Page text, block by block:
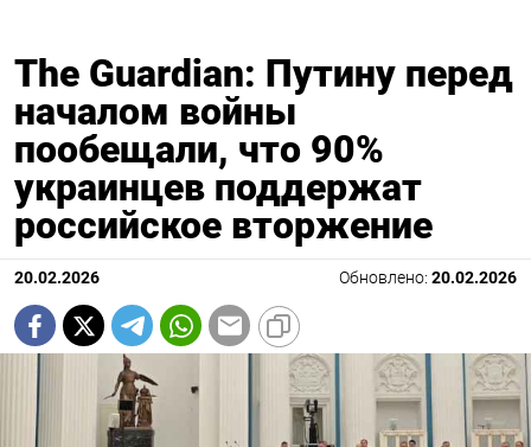
The Guardian: Путину перед
началом войны
пообещали, что 90%
украинцев поддержат
российское вторжение
20.02.2026 Обновлено: 20.02.2026